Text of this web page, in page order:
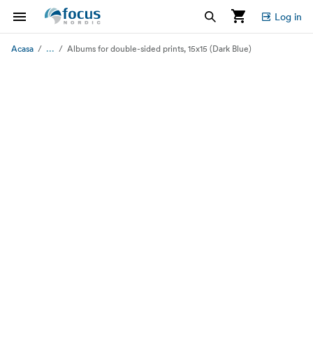
Log in
Acasa ... Albums for double-sided prints, 15x15 (Dark Blue)